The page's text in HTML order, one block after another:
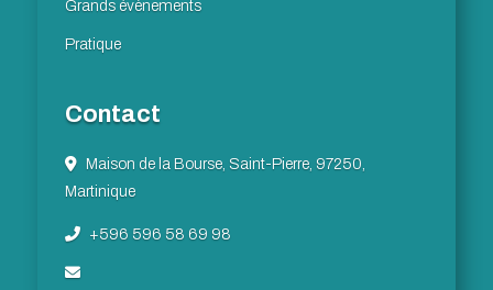
Grands évènements
Pratique
Contact
Maison de la Bourse, Saint-Pierre, 97250,
Martinique
+596 596 58 69 98